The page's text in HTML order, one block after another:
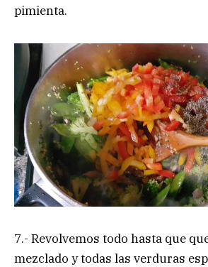
pimienta.
7.- Revolvemos todo hasta que
mezclado y todas las verduras